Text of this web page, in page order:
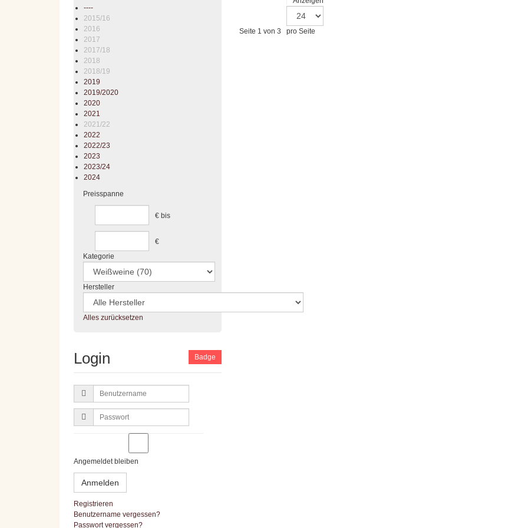
Seite 1 von 3 pro Seite
----
2015/16
2016
2017
2017/18
2018
2018/19
2019
2019/2020
2020
2021
2021/22
2022
2022/23
2023
2023/24
2024
Preisspanne
€ bis
€
Kategorie
Hersteller
Alles zurücksetzen
Login
Benutzername
Passwort
Angemeldet bleiben
Anmelden
Registrieren
Benutzername vergessen?
Passwort vergessen?
Badge